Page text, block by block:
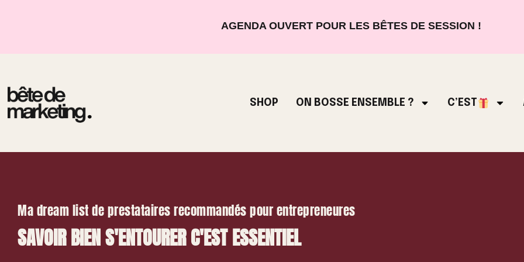
AGENDA OUVERT POUR LES BÊTES DE SESSION !
SHOP ON BOSSE ENSEMBLE ? C’EST
Ma dream list de prestataires recommandés pour entrepreneures
SAVOIR BIEN S'ENTOURER C'EST ESSENTIEL